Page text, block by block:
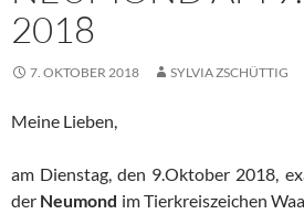
2018
7. OKTOBER 2018 SYLVIA ZSCHÜTTIG
Meine Lieben,
am Dienstag, den 9.Oktober 2018,
der Neumond im Tierkreiszeichen